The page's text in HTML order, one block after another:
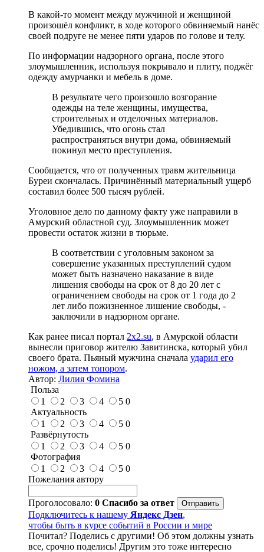
В какой-то момент между мужчиной и женщиной
произошёл конфликт, в ходе которого обвиняемый нанёс
своей подруге не менее пяти ударов по голове и телу.
По информации надзорного органа, после этого
злоумышленник, используя покрывало и плиту, поджёг
одежду амурчанки и мебель в доме.
В результате чего произошло возгорание
одежды на теле женщины, имущества,
строительных и отделочных материалов.
Убедившись, что огонь стал
распространяться внутри дома, обвиняемый
покинул место преступления.
Сообщается, что от полученных травм жительница
Буреи скончалась. Причинённый материальный ущерб
составил более 500 тысяч рублей.
Уголовное дело по данному факту уже направили в
Амурский областной суд. Злоумышленник может
провести остаток жизни в тюрьме.
В соответствии с уголовным законом за
совершение указанных преступлений судом
может быть назначено наказание в виде
лишения свободы на срок от 8 до 20 лет с
ограничением свободы на срок от 1 года до 2
лет либо пожизненное лишение свободы, -
заключили в надзорном органе.
Как ранее писал портал 2х2.su, в Амурской области
вынесли приговор жителю Завитинска, который убил
своего брата. Пьяный мужчина сначала ударил его
ножом, а затем топором.
Автор: Лилия Фомина
Польза
1
2 3 4 5 0
Актуальность
1
2 3 4 5 0
Развёрнутость
1
2 3 4 5 0
Фотография
1
2 3 4 5 0
Пожелания автору
Проголосовало: 0 Спасибо за ответ
Подключитесь к нашему Яндекс Дзен,
чтобы быть в курсе событий в России и мире
Почитал? Поделись с другими! Об этом должны узнать
все, срочно поделись! Другим это тоже интересно